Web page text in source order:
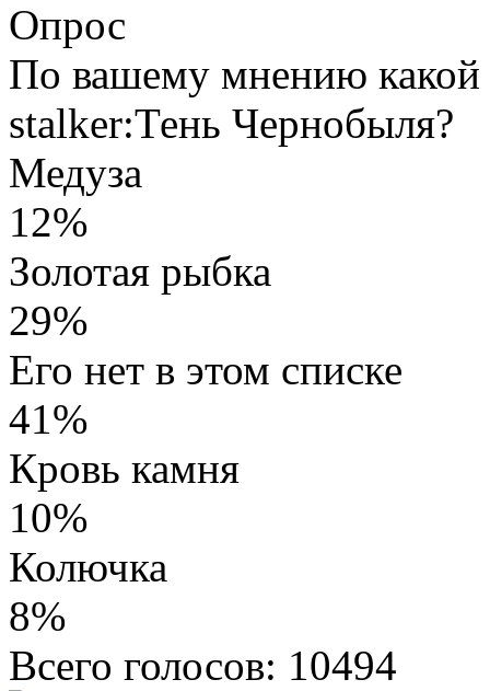
Опрос
По вашему мнению
stalker:Тень Чернобыля?
Медуза
12%
Золотая рыбка
29%
Его нет в этом списке
41%
Кровь камня
10%
Колючка
8%
Всего голосов: 10494